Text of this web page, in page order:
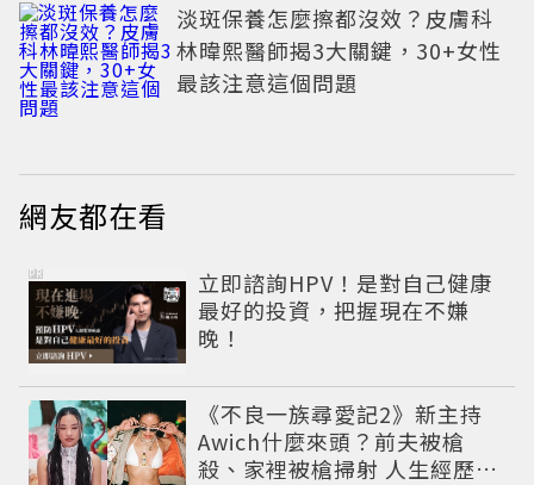
淡斑保養怎麼擦都沒效？皮膚科
林暐熙醫師揭3大關鍵，30+女性
最該注意這個問題
網友都在看
立即諮詢HPV！是對自己健康
最好的投資，把握現在不嫌
晚！
PR
《不良一族尋愛記2》新主持
Awich什麼來頭？前夫被槍
殺、家裡被槍掃射 人生經歷比